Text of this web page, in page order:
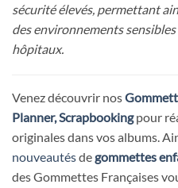
sécurité élevés, permettant
des environnements
hôpitaux.
Venez découvrir nos
Planner, Scrapbookingpour
originales dans vos albums.
nouveautésdegommettes
des Gommettes Françaises